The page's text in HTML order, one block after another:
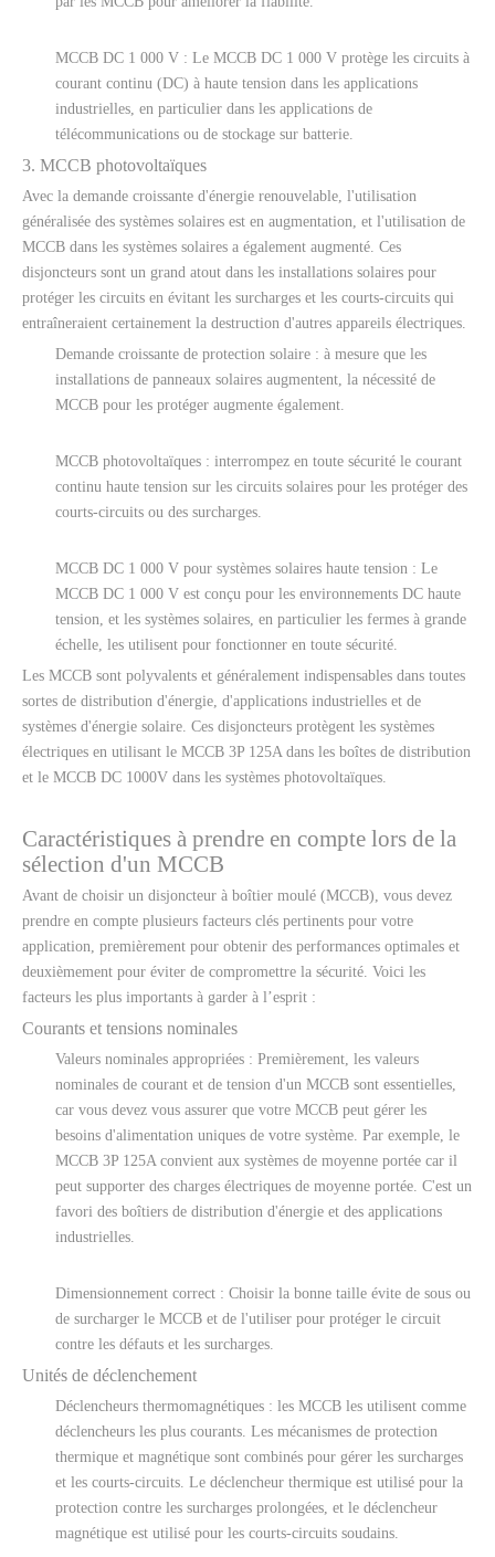
MCCB DC 1 000 V : Le MCCB DC 1 000 V protège les circuits à
courant continu (DC) à haute tension dans les applications
industrielles, en particulier dans les applications de
télécommunications ou de stockage sur batterie.
3. MCCB photovoltaïques
Avec la demande croissante d'énergie renouvelable, l'utilisation
généralisée des systèmes solaires est en augmentation, et l'utilisation de
MCCB dans les systèmes solaires a également augmenté. Ces
disjoncteurs sont un grand atout dans les installations solaires pour
protéger les circuits en évitant les surcharges et les courts-circuits qui
entraîneraient certainement la destruction d'autres appareils électriques.
Demande croissante de protection solaire : à mesure que les
installations de panneaux solaires augmentent, la nécessité de
MCCB pour les protéger augmente également.
MCCB photovoltaïques : interrompez en toute sécurité le courant
continu haute tension sur les circuits solaires pour les protéger des
courts-circuits ou des surcharges.
MCCB DC 1 000 V pour systèmes solaires haute tension : Le
MCCB DC 1 000 V est conçu pour les environnements DC haute
tension, et les systèmes solaires, en particulier les fermes à grande
échelle, les utilisent pour fonctionner en toute sécurité.
Les MCCB sont polyvalents et généralement indispensables dans toutes
sortes de distribution d'énergie, d'applications industrielles et de
systèmes d'énergie solaire. Ces disjoncteurs protègent les systèmes
électriques en utilisant le MCCB 3P 125A dans les boîtes de distribution
et le MCCB DC 1000V dans les systèmes photovoltaïques.
Caractéristiques à prendre en compte lors de la
sélection d'un MCCB
Avant de choisir un disjoncteur à boîtier moulé (MCCB), vous devez
prendre en compte plusieurs facteurs clés pertinents pour votre
application, premièrement pour obtenir des performances optimales et
deuxièmement pour éviter de compromettre la sécurité. Voici les
facteurs les plus importants à garder à l’esprit :
Courants et tensions nominales
Valeurs nominales appropriées : Premièrement, les valeurs
nominales de courant et de tension d'un MCCB sont essentielles,
car vous devez vous assurer que votre MCCB peut gérer les
besoins d'alimentation uniques de votre système. Par exemple, le
MCCB 3P 125A convient aux systèmes de moyenne portée car il
peut supporter des charges électriques de moyenne portée. C'est un
favori des boîtiers de distribution d'énergie et des applications
industrielles.
Dimensionnement correct : Choisir la bonne taille évite de sous ou
de surcharger le MCCB et de l'utiliser pour protéger le circuit
contre les défauts et les surcharges.
Unités de déclenchement
Déclencheurs thermomagnétiques : les MCCB les utilisent comme
déclencheurs les plus courants. Les mécanismes de protection
thermique et magnétique sont combinés pour gérer les surcharges
et les courts-circuits. Le déclencheur thermique est utilisé pour la
protection contre les surcharges prolongées, et le déclencheur
magnétique est utilisé pour les courts-circuits soudains.